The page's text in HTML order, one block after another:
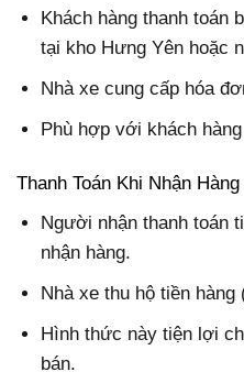
Khách hàng thanh toán
tại kho Hưng Yên hoặc
Nhà xe cung cấp hóa
Phù hợp với khách
Thanh Toán Khi Nhận
Người nhận thanh toán
nhận hàng.
Nhà xe thu hộ tiền hàng
Hình thức này tiện lợi
bán.